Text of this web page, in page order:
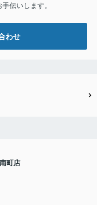
伝いします。
わせ
町店